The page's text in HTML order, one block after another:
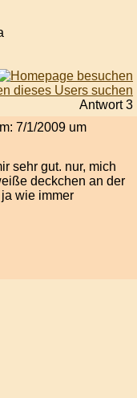
Antwort 3
7/1/2009 um
sehr gut. nur, mich
deckchen an der
wie immer